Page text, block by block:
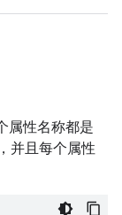
属性名称都是
并且每个属性